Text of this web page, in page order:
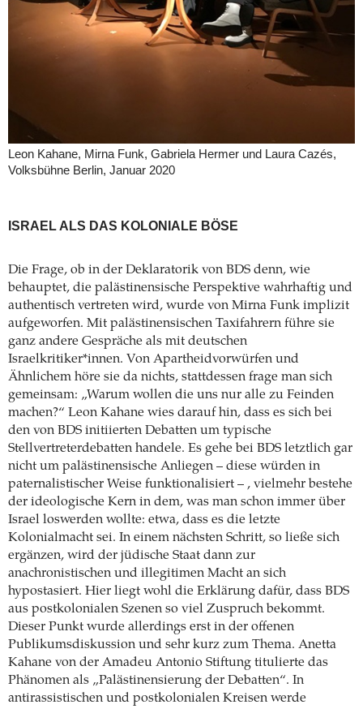
Leon Kahane, Mirna Funk, Gabriela Hermer und Laura Cazés,
Volksbühne Berlin, Januar 2020
ISRAEL ALS DAS KOLONIALE BÖSE
Die Frage, ob in der Deklaratorik von BDS denn, wie
behauptet, die palästinensische Perspektive wahrhaftig und
authentisch vertreten wird, wurde von Mirna Funk implizit
aufgeworfen. Mit palästinensischen Taxifahrern führe sie
ganz andere Gespräche als mit deutschen
Israelkritiker*innen. Von Apartheidvorwürfen und
Ähnlichem höre sie da nichts, stattdessen frage man sich
gemeinsam: „Warum wollen die uns nur alle zu Feinden
machen?“ Leon Kahane wies darauf hin, dass es sich bei
den von BDS initiierten Debatten um typische
Stellvertreterdebatten handele. Es gehe bei BDS letztlich gar
nicht um palästinensische Anliegen – diese würden in
paternalistischer Weise funktionalisiert – , vielmehr bestehe
der ideologische Kern in dem, was man schon immer über
Israel loswerden wollte: etwa, dass es die letzte
Kolonialmacht sei. In einem nächsten Schritt, so ließe sich
ergänzen, wird der jüdische Staat dann zur
anachronistischen und illegitimen Macht an sich
hypostasiert. Hier liegt wohl die Erklärung dafür, dass BDS
aus postkolonialen Szenen so viel Zuspruch bekommt.
Dieser Punkt wurde allerdings erst in der offenen
Publikumsdiskussion und sehr kurz zum Thema. Anetta
Kahane von der Amadeu Antonio Stiftung titulierte das
Phänomen als „Palästinensierung der Debatten“. In
antirassistischen und postkolonialen Kreisen werde